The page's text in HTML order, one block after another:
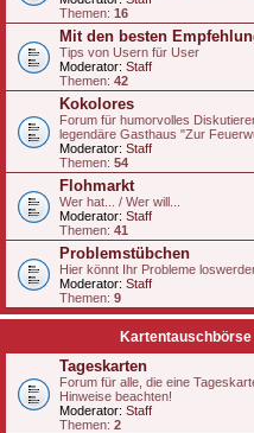
Themen: 16
Mit den besten
Tips von Usern für User
Moderator: Staff
Themen: 42
Kokolores
Forum für humorvolles
legendäre Gasthaus "Zur
Moderator: Staff
Themen: 54
Flohmarkt
Wer hat... / Wer will...
Moderator: Staff
Themen: 41
Problemstübchen
Hier könnt Ihr Probleme
Moderator: Staff
Themen: 9
Tageskarten
Forum für alle, die eine
Hinweise beachten!
Moderator: Staff
Themen: 2